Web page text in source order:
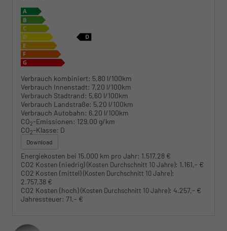
Verbrauch kombiniert: 5,80 l/100km
Verbrauch Innenstadt: 7,20 l/100km
Verbrauch Stadtrand: 5,60 l/100km
Verbrauch Landstraße: 5,20 l/100km
Verbrauch Autobahn: 6,20 l/100km
CO2-Emissionen: 129,00 g/km
CO2-Klasse: D
Download
Energiekosten bei 15.000 km pro Jahr: 1.517,28 €
CO2 Kosten (niedrig)(Kosten Durchschnitt 10 Jahre): 1.161,- €
CO2 Kosten (mittel)(Kosten Durchschnitt 10 Jahre):
2.757,38 €
CO2 Kosten (hoch)(Kosten Durchschnitt 10 Jahre): 4.257,- €
Jahressteuer: 71,- €